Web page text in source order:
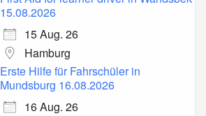
15.08.2026
15 Aug. 26
Hamburg
Erste Hilfe für Fahrschüler in
Mundsburg 16.08.2026
16 Aug. 26